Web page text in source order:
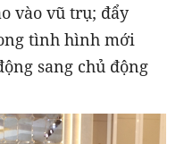
vào vũ trụ; đẩy
tình hình mới
sang chủ động